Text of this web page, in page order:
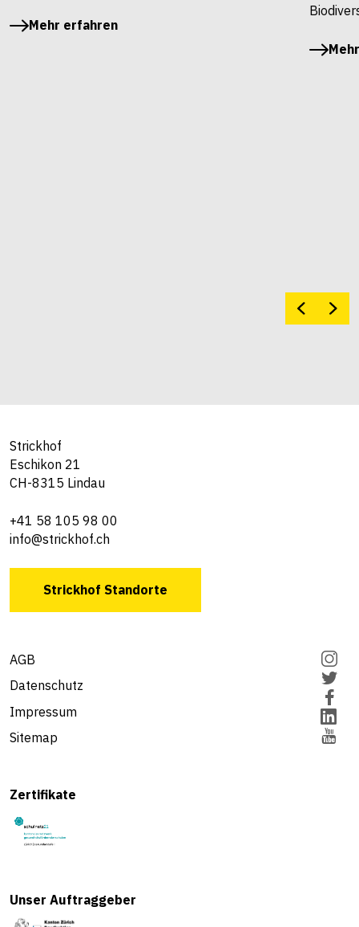
Mehr erfahren
Strickhof
Eschikon 21
CH-8315 Lindau
+41 58 105 98 00
info@strickhof.ch
Strickhof Standorte
AGB
Datenschutz
Impressum
Sitemap
Zertifikate
Unser Auftraggeber